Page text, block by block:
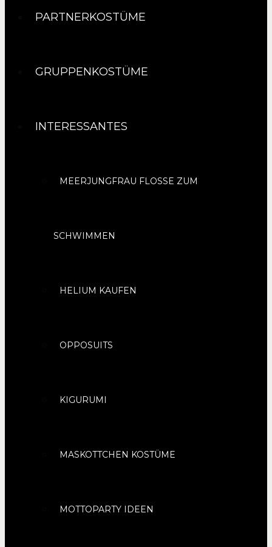
PARTNERKOSTÜME
GRUPPENKOSTÜME
INTERESSANTES
MEERJUNGFRAU FLOSSE ZUM
SCHWIMMEN
HELIUM KAUFEN
OPPOSUITS
KIGURUMI
MASKOTTCHEN KOSTÜME
MOTTOPARTY IDEEN